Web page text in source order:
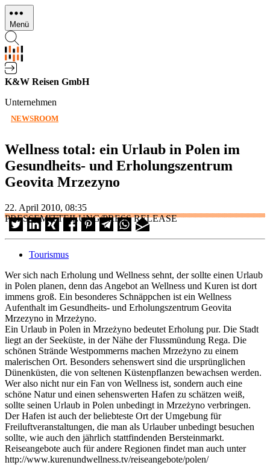
Direkt
zum
Inhalt
Menü
K&W Reisen GmbH
Unternehmen
NEWSROOM
Wellness total: ein Urlaub in Polen im
Gesundheits- und Erholungszentrum
Geovita Mrzezyno
22. April 2010, 08:35
PRESSEMITTEILUNG/PRESS RELEASE
Tourismus
Wer sich nach Erholung und Wellness sehnt, der sollte einen Urlaub
in Polen planen, denn das Angebot an Wellness und Kuren ist dort
immens groß. Ein besonderes Schnäppchen ist ein Wellness
Aufenthalt im Gesundheits- und Erholungszentrum Geovita
Mrzezyno in Mrzeżyno.
Ein Urlaub in Polen in Mrzeżyno bedeutet Erholung pur. Die Stadt
liegt an der Seeküste, in der Nähe der Flussmündung Rega. Die
schönen Strände Westpommerns machen Mrzeżyno zu einem
malerischen Ort. Besonders sehenswert sind die ursprünglichen
Dünenküsten, die von seltenen Küstenpflanzen bewachsen werden.
Wer also nicht nur ein Fan von Wellness ist, sondern auch eine
schöne Natur und einen sehenswerten Hafen zu schätzen weiß,
sollte seinen Urlaub in Polen unbedingt in Mrzeżyno verbringen.
Der Hafen ist auch der beliebteste Ort der Umgebung für
Freiluftveranstaltungen, die man als Urlauber unbedingt besuchen
sollte, wie auch den jährlich stattfindenden Bersteinmarkt.
Reiseangebote auch für andere Regionen findet man auch unter
http://www.kurenundwellness.tv/reiseangebote/polen/